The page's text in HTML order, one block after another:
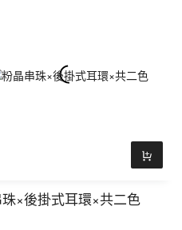
×後掛式耳環×共二色